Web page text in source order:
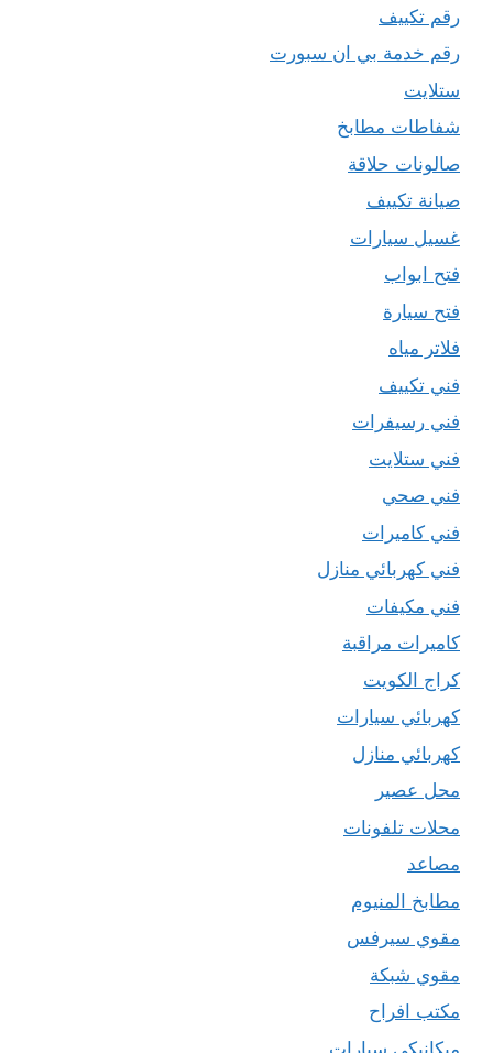
رقم تكييف
رقم خدمة بي ان سبورت
ستلايت
شفاطات مطابخ
صالونات حلاقة
صيانة تكييف
غسيل سيارات
فتح ابواب
فتح سيارة
فلاتر مياه
فني تكييف
فني رسيفرات
فني ستلايت
فني صحي
فني كاميرات
فني كهربائي منازل
فني مكيفات
كاميرات مراقبة
كراج الكويت
كهربائي سيارات
كهربائي منازل
محل عصير
محلات تلفونات
مصاعد
مطابخ المنيوم
مقوي سيرفس
مقوي شبكة
مكتب افراح
ميكانيكي سيارات